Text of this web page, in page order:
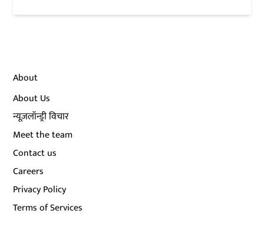
About
About Us
न्यूज़लॉन्ड्री विचार
Meet the team
Contact us
Careers
Privacy Policy
Terms of Services